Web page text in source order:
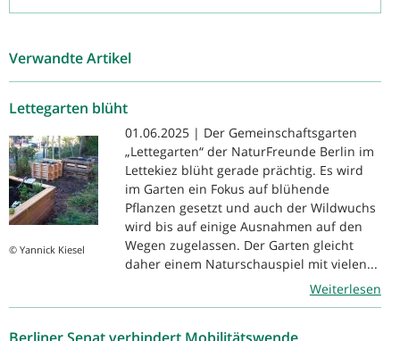
Verwandte Artikel
Lettegarten blüht
© Yannick Kiesel
01.06.2025 | Der Gemeinschaftsgarten
„Lettegarten“ der NaturFreunde Berlin im
Lettekiez blüht gerade prächtig. Es wird
im Garten ein Fokus auf blühende
Pflanzen gesetzt und auch der Wildwuchs
wird bis auf einige Ausnahmen auf den
Wegen zugelassen. Der Garten gleicht
daher einem Naturschauspiel mit vielen...
Weiterlesen